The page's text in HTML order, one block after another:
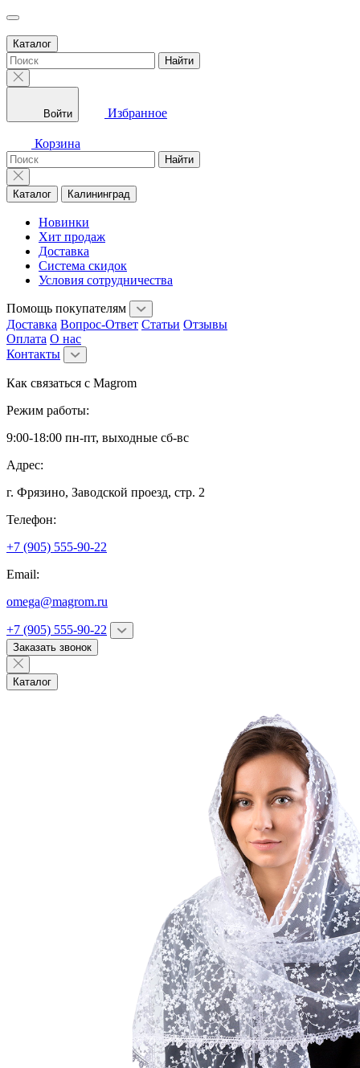
Каталог
Найти
Войти Избранное
Корзина
Найти
Каталог Калининград
Новинки
Хит продаж
Доставка
Система скидок
Условия сотрудничества
Помощь покупателям
Доставка Вопрос-Ответ Статьи Отзывы
Оплата О нас
Контакты
Как связаться с Magrom
Режим работы:
9:00-18:00 пн-пт, выходные сб-вс
Адрес:
г. Фрязино, Заводской проезд, стр. 2
Телефон:
+7 (905) 555-90-22
Email:
omega@magrom.ru
+7 (905) 555-90-22
Заказать звонок
Каталог